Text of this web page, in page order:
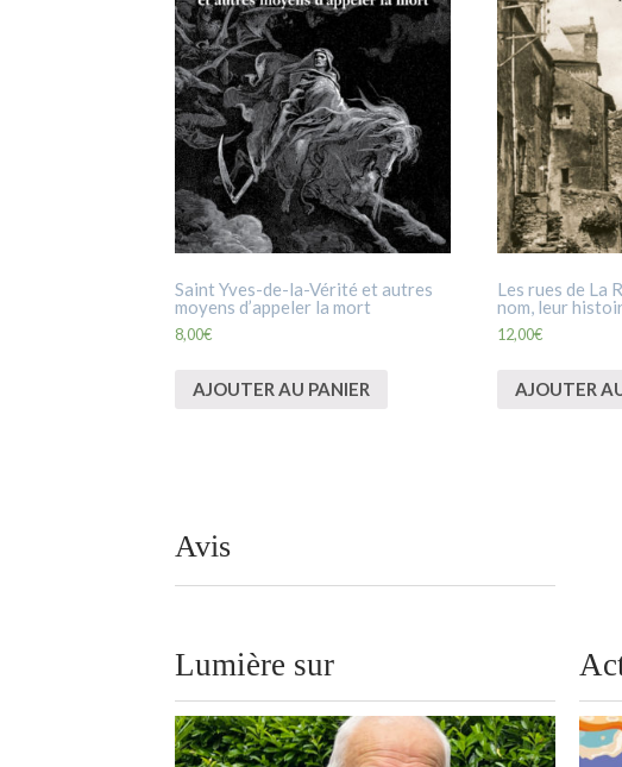
Saint Yves-de-la-Vérité et autres
moyens d’appeler la mort
8,00€
AJOUTER AU PANIER
Les rues de La
nom, leur
12,00€
AJOUTER
Avis
Lumière sur